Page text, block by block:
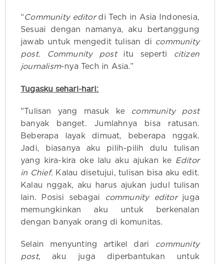
“Community editordi Tech in Asia Indonesia,
Sesuai dengan namanya, aku bertanggung
jawab untuk mengedit tulisan di community
post. Community postitu seperti citizen
journalism-nya Tech in Asia.”
Tugasku sehari-hari:
"Tulisan yang masuk ke community post
banyak banget. Jumlahnya bisa ratusan.
Beberapa layak dimuat, beberapa nggak.
Jadi, biasanya aku pilih-pilih dulu tulisan
yang kira-kira oke lalu aku ajukan ke
Editor
in Chief. Kalau disetujui, tulisan bisa aku edit.
Kalau nggak, aku harus ajukan judul tulisan
lain. Posisi sebagai community editorjuga
memungkinkan aku untuk berkenalan
dengan banyak orang di komunitas.
Selain menyunting artikel dari community
post, aku juga diperbantukan untuk